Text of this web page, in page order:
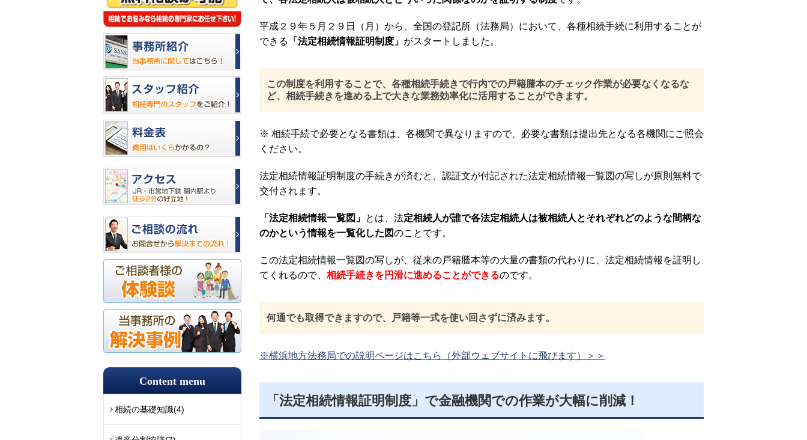
平成２９年５月２９日（月）から、全国の登記所（法務局）において、各種相続手続に利用することが
できる
「法定相続情報証明制度」 がスタートしました。
この制度を利用することで、各種相続手続きで行内での戸籍謄本のチェック作業が必要なくなるな
ど、相続手続きを進める上で大きな業務効率化に活用することができます。
※ 相続手続で必要となる書類は、各機関で異なりますので、必要な書類は提出先となる各機関にご照会
ください。
法定相続情報証明制度の手続きが済むと、認証文が付記された法定相続情報一覧図の写しが原則無料で
交付されます。
「法定相続情報一覧図」 とは、法定相続人が誰で各法定相続人は被相続人とそれぞれどのような間柄な
のかという情報を一覧化した図のことです。
この法定相続情報一覧図の写しが、従来の戸籍謄本等の大量の書類の代わりに、法定相続情報を証明し
てくれるので、 相続手続きを円滑に進めることができるのです。
何通でも取得できますので、戸籍等一式を使い回さずに済みます。
※横浜地方法務局での説明ページはこちら（外部ウェブサイトに飛びます）＞＞
「法定相続情報証明制度」で金融機関での作業が大幅に削減！
Content menu
相続の基礎知識(4)